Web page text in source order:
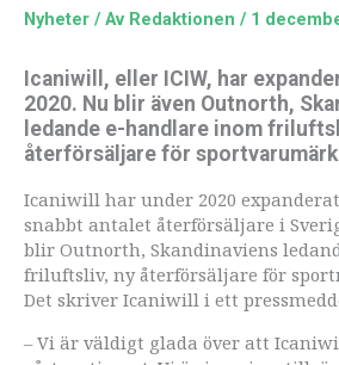
Nyheter / Av Redaktionen / 1
Icaniwill, eller ICIW, har
2020. Nu blir även Outnorth,
ledande e-handlare inom
återförsäljare för
Icaniwill har under 2020
snabbt antalet återförsäljare i
blir Outnorth, Skandinaviens
friluftsliv, ny återförsäljare för
Det skriver Icaniwill i ett
– Vi är väldigt glada över att